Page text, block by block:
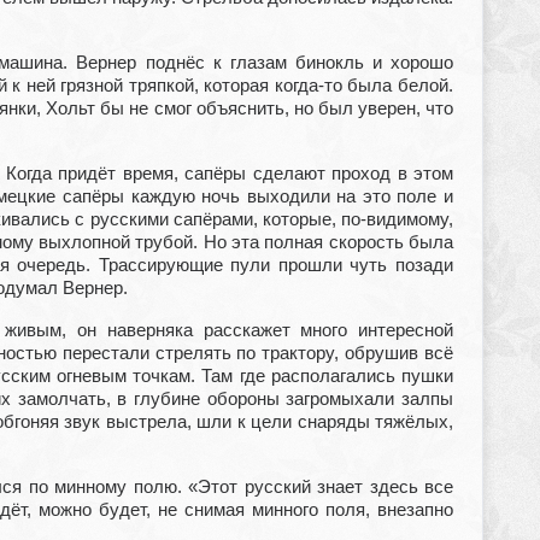
Вернер поднёс к глазам бинокль и хорошо
ней грязной тряпкой, которая когда-то была белой.
Хольт бы не смог объяснить, но был уверен, что
придёт время, сапёры сделают проход в этом
сапёры каждую ночь выходили на это поле и
с русскими сапёрами, которые, по-видимому,
выхлопной трубой. Но эта полная скорость была
очередь. Трассирующие пули прошли чуть позади
Вернер.
он наверняка расскажет много интересной
перестали стрелять по трактору, обрушив всё
огневым точкам. Там где располагались пушки
замолчать, в глубине обороны загромыхали залпы
звук выстрела, шли к цели снаряды тяжёлых,
по минному полю. «Этот русский знает здесь все
можно будет, не снимая минного поля, внезапно